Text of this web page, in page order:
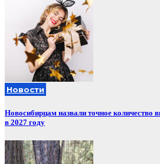
Новости
Новосибирцам назвали точное количество
в 2027 году